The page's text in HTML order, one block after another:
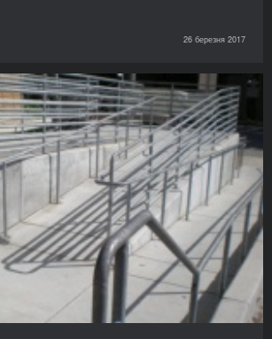
26 березня 2017